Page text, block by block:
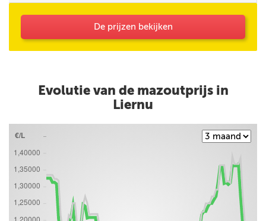
De prijzen bekijken
Evolutie van de mazoutprijs in
Liernu